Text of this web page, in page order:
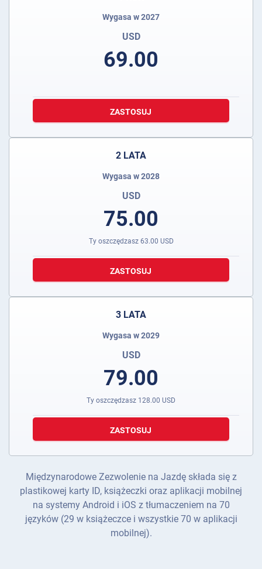
Wygasa w 2027
USD
69.00
ZASTOSUJ
2 LATA
Wygasa w 2028
USD
75.00
Ty oszczędzasz 63.00 USD
ZASTOSUJ
3 LATA
Wygasa w 2029
USD
79.00
Ty oszczędzasz 128.00 USD
ZASTOSUJ
Międzynarodowe Zezwolenie na Jazdę składa się z
plastikowej karty ID, książeczki oraz aplikacji mobilnej
na systemy Android i iOS z tłumaczeniem na 70
języków (29 w książeczce i wszystkie 70 w aplikacji
mobilnej).